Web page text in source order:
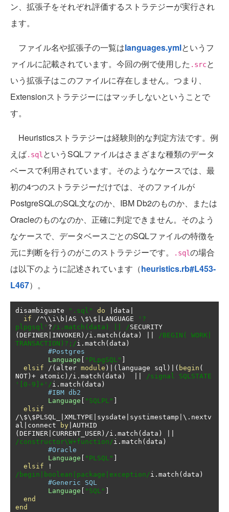
ン、拡張子をそれぞれ評価するストラテジーが実行され
ます。
ファイル名や拡張子の一覧はlanguages.ymlというフ
ァイルに記載されています。今回の例で使用した .srcと
いう拡張子はこのファイルに存在しません。つまり、
Extensionストラテジーにはマッチしないということで
す。
Heuristicsストラテジーは経験則的な判定方法です。例
えば.sql というSQLファイルはさまざまな種類のデータ
ベースで利用されています。そのようなケースでは、最
初の4つのストラテジーだけでは、そのファイルが
PostgreSQLのSQL文なのか、IBM Db2のものか、または
Oracleのものなのか、正確に判定できません。そのよう
なケースで、データベースごとのSQLファイルの特徴を
元に判断を行うのがこのストラテジーです。
.sqlの場合
は以下のように記述されています（heuristics.rb#L453-
L467）。
disambiguate ".sql" do data
if
/^\\i\b AS \$\$ LANGUAGE
'?
plpgsql' ? /i.match(data) || /
( DEFINER INVOKER )/i . match ( data )
/BEGIN( WORK|
TRANSACTION)?;/i . match ( data )
#Postgres
Language
"PLpgSQL"
elsif
/( alter module )|( language sql )|( begin (
NOT )+ atomic )/i . match ( data )
/signal SQLSTATE
'[0-9]+'/i . match ( data )
#IBM db2
Language
"SQLPL"
elsif
/\$\$PLSQL_ XMLTYPE sysdate systimestamp \.nextv
al
connect by
( DEFINER CURRENT_USER )/i . match ( data )
/constructor\W+function/i . match ( data )
#Oracle
Language
"PLSQL"
elsif
!
/begin|boolean|package|exception/i . match ( data )
#Generic SQL
Language
"SQL"
end
end